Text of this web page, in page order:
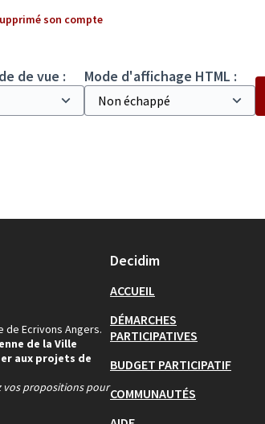
son compte
de vue :
Mode d'affichage HTML :
Ecrivons Angers.
de la Ville
aux projets de
vos propositions pour
Decidim
ACCUEIL
DÉMARCHES
PARTICIPATIVES
BUDGET PARTICIPATIF
COMMUNAUTÉS